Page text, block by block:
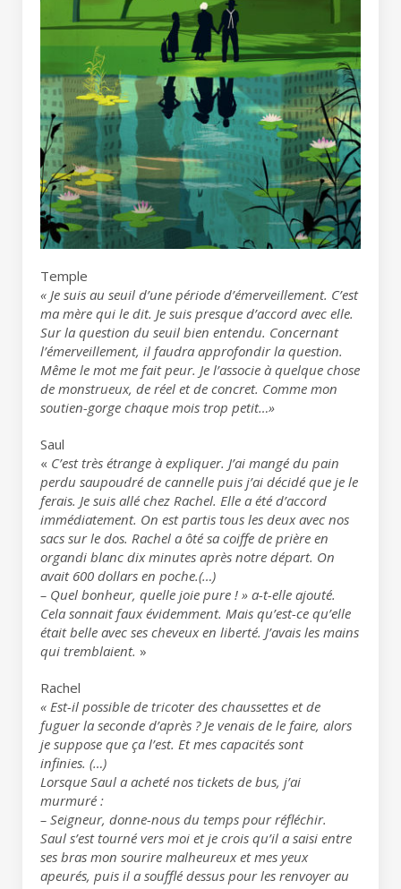
Temple
« Je suis au seuil d’une période d’émerveillement. C’est
ma mère qui le dit. Je suis presque d’accord avec elle.
Sur la question du seuil bien entendu. Concernant
l’émerveillement, il faudra approfondir la question.
Même le mot me fait peur. Je l’associe à quelque chose
de monstrueux, de réel et de concret. Comme mon
soutien-gorge chaque mois trop petit…»
Saul
« C’est très étrange à expliquer. J’ai mangé du pain
perdu saupoudré de cannelle puis j’ai décidé que je le
ferais. Je suis allé chez Rachel. Elle a été d’accord
immédiatement. On est partis tous les deux avec nos
sacs sur le dos. Rachel a ôté sa coiffe de prière en
organdi blanc dix minutes après notre départ. On
avait 600 dollars en poche.(…)
– Quel bonheur, quelle joie pure ! » a-t-elle ajouté.
Cela sonnait faux évidemment. Mais qu’est-ce qu’elle
était belle avec ses cheveux en liberté. J’avais les mains
qui tremblaient. »
Rachel
« Est-il possible de tricoter des chaussettes et de
fuguer la seconde d’après ? Je venais de le faire, alors
je suppose que ça l’est. Et mes capacités sont
infinies. (…)
Lorsque Saul a acheté nos tickets de bus, j’ai
murmuré :
– Seigneur, donne-nous du temps pour réfléchir.
Saul s’est tourné vers moi et je crois qu’il a saisi entre
ses bras mon sourire malheureux et mes yeux
apeurés, puis il a soufflé dessus pour les renvoyer au